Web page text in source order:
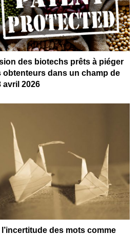
des biotechs prêts à piéger
obtenteurs dans un champ de
avril 2026
des mots comme